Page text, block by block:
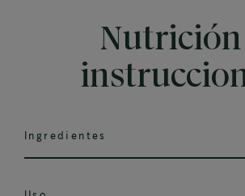
Nutrición
Ingredientes